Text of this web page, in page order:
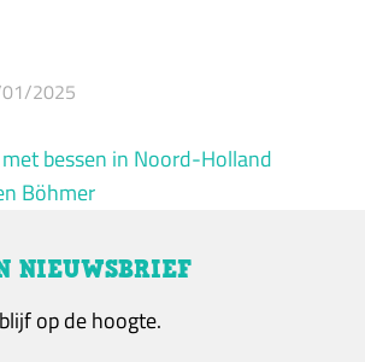
01/2025
bessen in Noord-Holland
Böhmer
NIEUWSBRIEF
op de hoogte.